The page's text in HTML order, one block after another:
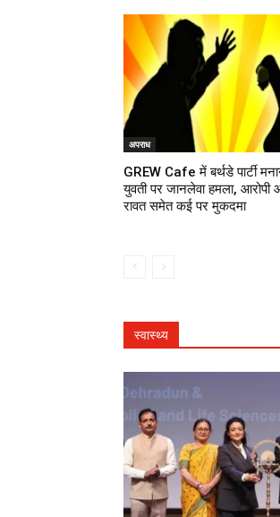
अपराध
GREW Cafe में बर्थडे पार्टी
युवती पर जानलेवा हमला, आरोपी
रावत समेत कई पर मुकदमा
स्वास्थ्य